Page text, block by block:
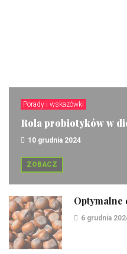
Porady i wskazówki
Rola probiotyków w
10 grudnia 2024
ZOBACZ
6 grudnia